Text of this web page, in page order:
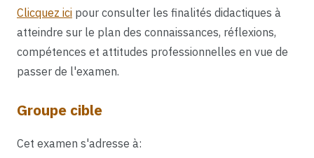
Clicquez ici pour consulter les finalités didactiques à
atteindre sur le plan des connaissances, réflexions,
compétences et attitudes professionnelles en vue de
passer de l'examen.
Groupe cible
Cet examen s'adresse à: